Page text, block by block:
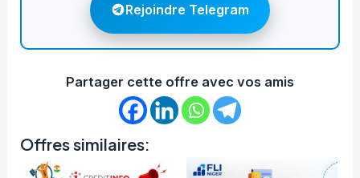
Rejoindre Telegram
Partager cette offre avec vos amis
Offres similaires: